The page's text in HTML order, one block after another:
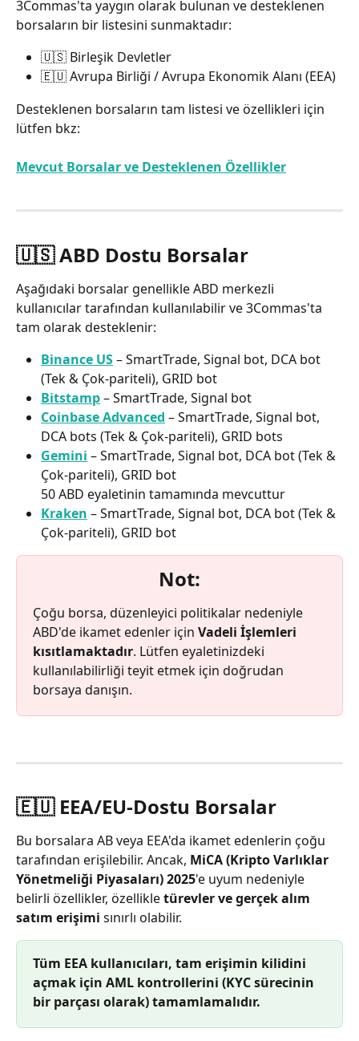
3Commas'ta yaygın olarak bulunan ve desteklenen
borsaların bir listesini sunmaktadır:
🇺🇸 Birleşik Devletler
🇪🇺 Avrupa Birliği / Avrupa Ekonomik Alanı (EEA)
Desteklenen borsaların tam listesi ve özellikleri için
lütfen bkz:
Mevcut Borsalar ve Desteklenen Özellikler
🇺🇸 ABD Dostu Borsalar
Aşağıdaki borsalar genellikle ABD merkezli
kullanıcılar tarafından kullanılabilir ve 3Commas'ta
tam olarak desteklenir:
Binance US – SmartTrade, Signal bot, DCA bot
(Tek & Çok-pariteli), GRID bot
Bitstamp – SmartTrade, Signal bot
Coinbase Advanced – SmartTrade, Signal bot,
DCA bots (Tek & Çok-pariteli), GRID bots
Gemini – SmartTrade, Signal bot, DCA bot (Tek &
Çok-pariteli), GRID bot
​50 ABD eyaletinin tamamında mevcuttur
Kraken – SmartTrade, Signal bot, DCA bot (Tek &
Çok-pariteli), GRID bot
Not:
Çoğu borsa, düzenleyici politikalar nedeniyle
ABD'de ikamet edenler için Vadeli İşlemleri
kısıtlamaktadır. Lütfen eyaletinizdeki
kullanılabilirliği teyit etmek için doğrudan
borsaya danışın.
🇪🇺 EEA/EU-Dostu Borsalar
Bu borsalara AB veya EEA'da ikamet edenlerin çoğu
tarafından erişilebilir. Ancak, MiCA (Kripto Varlıklar
Yönetmeliği Piyasaları) 2025'e uyum nedeniyle
belirli özellikler, özellikle türevler ve gerçek alım
satım erişimi sınırlı olabilir.
Tüm EEA kullanıcıları, tam erişimin kilidini
açmak için AML kontrollerini (KYC sürecinin
bir parçası olarak) tamamlamalıdır.